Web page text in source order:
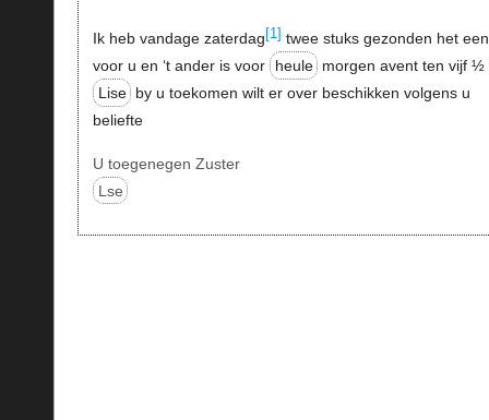
Ik heb vandage zaterdag [1] twee stuks gezonden het
voor u en ‘t ander is voor
heule morgen avent ten vijf ½
Lise by u toekomen wilt er over beschikken volgens u
beliefte
U toegenegen Zuster
Lse